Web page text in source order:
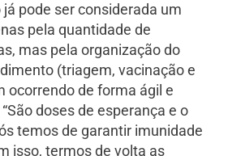
pode ser considerada um
pela quantidade de
mas pela organização do
(triagem, vacinação e
ocorrendo de forma ágil e
doses de esperança e o
temos de garantir imunidade
isso, termos de volta as